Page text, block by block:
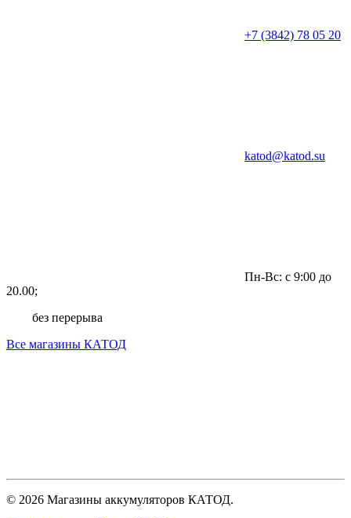
+7 (3842) 78 05 20
katod@katod.su
Пн-Вс: с 9:00 до
20.00;
без перерыва
Все магазины КАТОД
© 2026 Магазины аккумуляторов КАТОД.